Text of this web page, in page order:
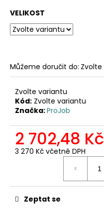
VELIKOST
Můžeme doručit do:
Zvolte variantu
Kód: Zvolte variantu
Značka:ProJob
2 702,48 Kč
3 270 Kč včetně DPH
Zeptat se
u
č
u
m
e
2502
KALHOTY
DO
PASU,
ODEPÍNACÍ
Kč